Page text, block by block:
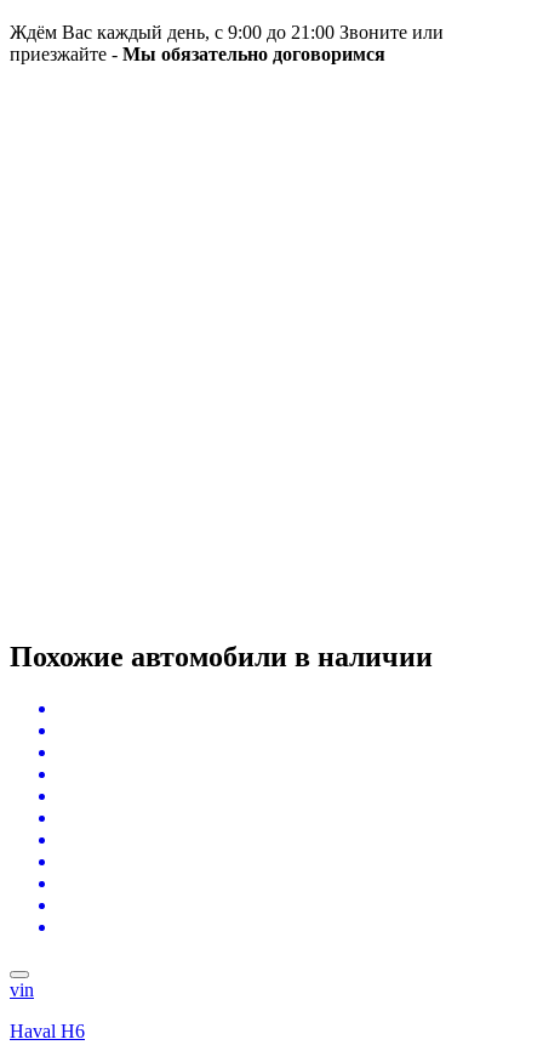
Ждём Вас каждый день, с 9:00 до 21:00 Звоните или
приезжайте - Мы обязательно договоримся
Похожие автомобили в наличии
vin
Haval H6